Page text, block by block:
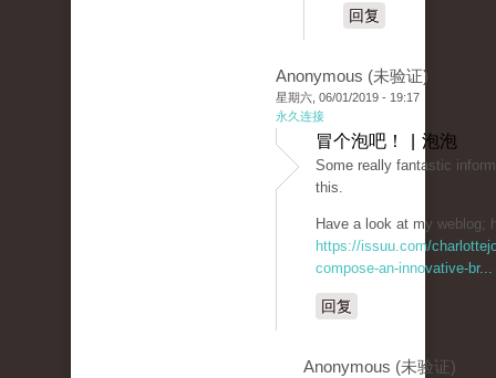
回复
Anonymous (未验证)
星期六, 06/01/2019 - 19:17
永久连接
冒个泡吧！ | 泡泡
Some really fantastic
this.
Have a look at my weblog;
https://issuu.com/
compose-an-innovative-br...
回复
Anonymous (未验证)